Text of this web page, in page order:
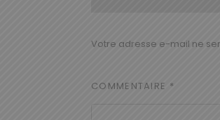
Votre adresse e-mail ne
COMMENTAIRE *